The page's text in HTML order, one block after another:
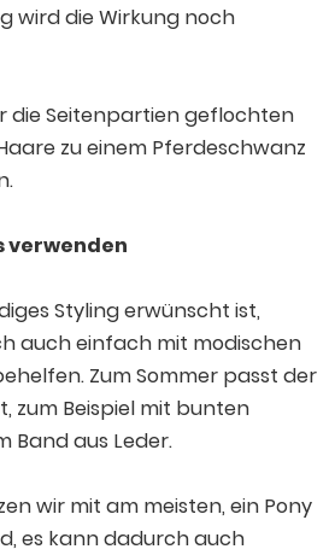
wird die Wirkung noch
die Seitenpartien geflochten
zu einem Pferdeschwanz
verwenden
Styling erwünscht ist,
auch einfach mit modischen
Zum Sommer passt der
zum Beispiel mit bunten
Band aus Leder.
wir mit am meisten, ein Pony
es kann dadurch auch